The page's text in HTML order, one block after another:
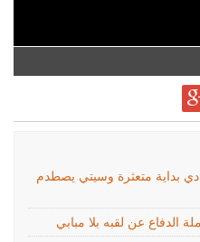
بداية متعثرة وسيتي يصطدم
الدفاع عن لقبه بلا مبابي